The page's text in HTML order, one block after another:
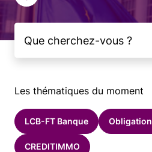
Les thématiques du moment
LCB-FT Banque
CREDITIMMO